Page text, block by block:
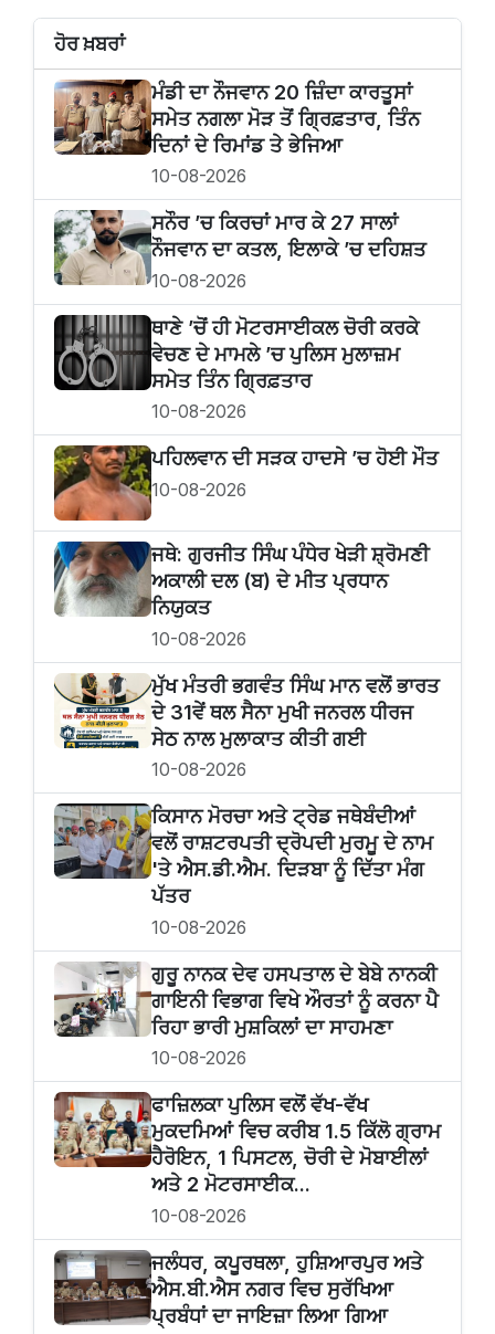
ਹੋਰ ਖ਼ਬਰਾਂ
ਮੰਡੀ ਦਾ ਨੌਜਵਾਨ 20 ਜ਼ਿੰਦਾ ਕਾਰਤੂਸਾਂ
ਸਮੇਤ ਨਗਲਾ ਮੋੜ ਤੋਂ ਗ੍ਰਿਫ਼ਤਾਰ, ਤਿੰਨ
ਦਿਨਾਂ ਦੇ ਰਿਮਾਂਡ ਤੇ ਭੇਜਿਆ
10-08-2026
ਸਨੌਰ ’ਚ ਕਿਰਚਾਂ ਮਾਰ ਕੇ 27 ਸਾਲਾਂ
ਨੌਜਵਾਨ ਦਾ ਕਤਲ, ਇਲਾਕੇ ’ਚ ਦਹਿਸ਼ਤ
10-08-2026
ਥਾਣੇ ’ਚੋਂ ਹੀ ਮੋਟਰਸਾਈਕਲ ਚੋਰੀ ਕਰਕੇ
ਵੇਚਣ ਦੇ ਮਾਮਲੇ ’ਚ ਪੁਲਿਸ ਮੁਲਾਜ਼ਮ
ਸਮੇਤ ਤਿੰਨ ਗ੍ਰਿਫ਼ਤਾਰ
10-08-2026
ਪਹਿਲਵਾਨ ਦੀ ਸੜਕ ਹਾਦਸੇ ’ਚ ਹੋਈ ਮੌਤ
10-08-2026
ਜਥੇ: ਗੁਰਜੀਤ ਸਿੰਘ ਪੰਧੇਰ ਖੇੜੀ ਸ਼੍ਰੋਮਣੀ
ਅਕਾਲੀ ਦਲ (ਬ) ਦੇ ਮੀਤ ਪ੍ਰਧਾਨ
ਨਿਯੁਕਤ
10-08-2026
ਮੁੱਖ ਮੰਤਰੀ ਭਗਵੰਤ ਸਿੰਘ ਮਾਨ ਵਲੋਂ ਭਾਰਤ
ਦੇ 31ਵੇਂ ਥਲ ਸੈਨਾ ਮੁਖੀ ਜਨਰਲ ਧੀਰਜ
ਸੇਠ ਨਾਲ ਮੁਲਾਕਾਤ ਕੀਤੀ ਗਈ
10-08-2026
ਕਿਸਾਨ ਮੋਰਚਾ ਅਤੇ ਟ੍ਰੇਡ ਜਥੇਬੰਦੀਆਂ
ਵਲੋਂ ਰਾਸ਼ਟਰਪਤੀ ਦ੍ਰੋਪਦੀ ਮੁਰਮੂ ਦੇ ਨਾਮ
'ਤੇ ਐਸ.ਡੀ.ਐਮ. ਦਿੜਬਾ ਨੂੰ ਦਿੱਤਾ ਮੰਗ
ਪੱਤਰ
10-08-2026
ਗੁਰੂ ਨਾਨਕ ਦੇਵ ਹਸਪਤਾਲ ਦੇ ਬੇਬੇ ਨਾਨਕੀ
ਗਾਇਨੀ ਵਿਭਾਗ ਵਿਖੇ ਔਰਤਾਂ ਨੂੰ ਕਰਨਾ ਪੈ
ਰਿਹਾ ਭਾਰੀ ਮੁਸ਼ਕਿਲਾਂ ਦਾ ਸਾਹਮਣਾ
10-08-2026
ਫਾਜ਼ਿਲਕਾ ਪੁਲਿਸ ਵਲੋਂ ਵੱਖ-ਵੱਖ
ਮੁਕਦਮਿਆਂ ਵਿਚ ਕਰੀਬ 1.5 ਕਿੱਲੋ ਗ੍ਰਾਮ
ਹੈਰੋਇਨ, 1 ਪਿਸਟਲ, ਚੋਰੀ ਦੇ ਮੋਬਾਈਲਾਂ
ਅਤੇ 2 ਮੋਟਰਸਾਈਕ...
10-08-2026
ਜਲੰਧਰ, ਕਪੂਰਥਲਾ, ਹੁਸ਼ਿਆਰਪੁਰ ਅਤੇ
ਐਸ.ਬੀ.ਐਸ ਨਗਰ ਵਿਚ ਸੁਰੱਖਿਆ
ਪ੍ਰਬੰਧਾਂ ਦਾ ਜਾਇਜ਼ਾ ਲਿਆ ਗਿਆ